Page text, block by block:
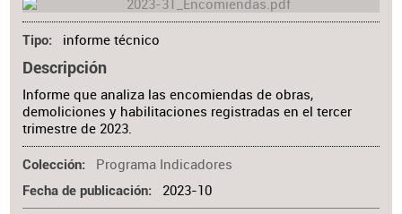
Tipo informe técnico
Descripción
Informe que analiza las encomiendas de obras,
demoliciones y habilitaciones registradas en el tercer
trimestre de 2023.
Colección Programa Indicadores
Fecha de publicación 2023-10